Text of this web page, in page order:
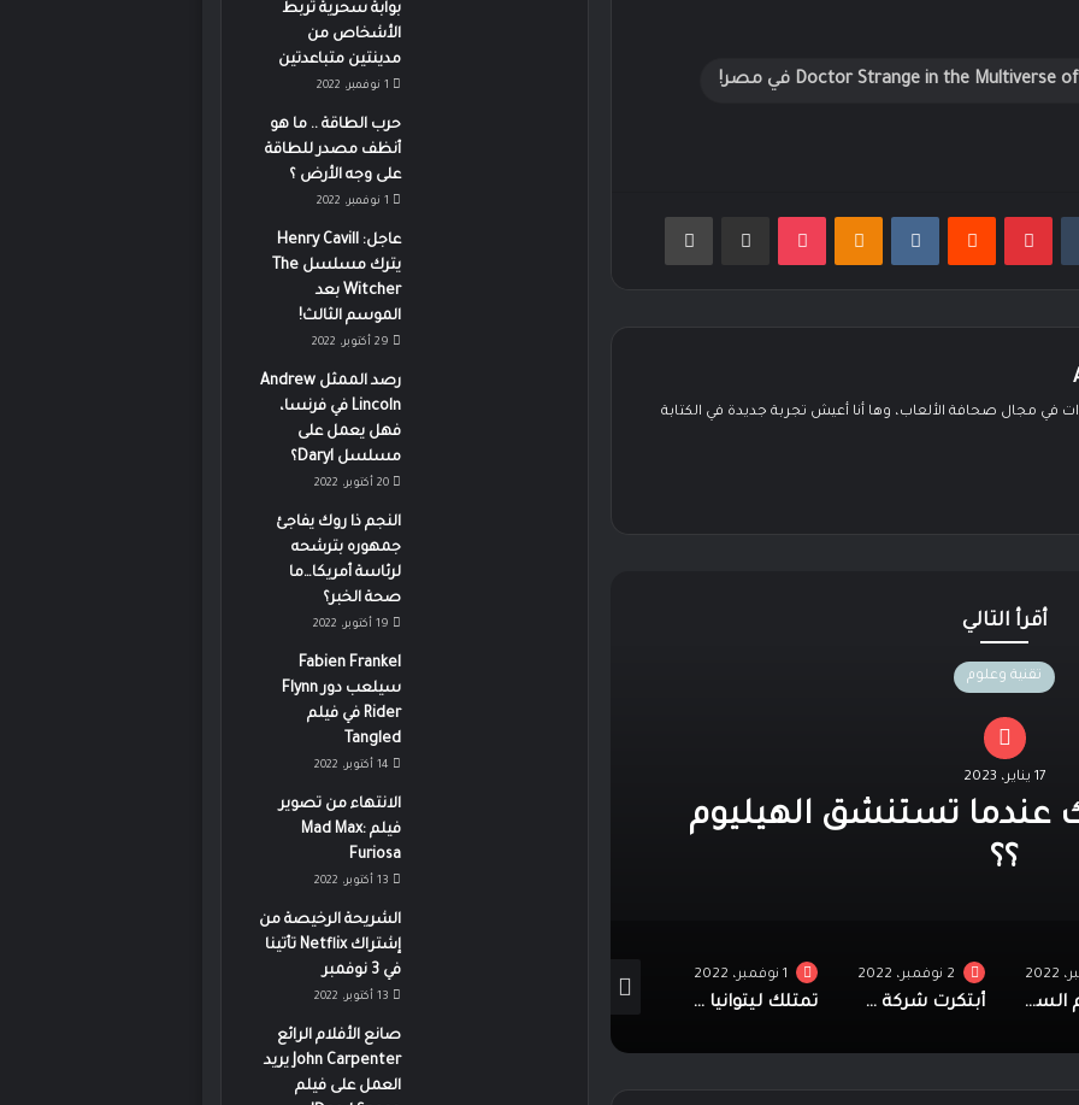
بينتيريست Odnoklassniki
‫Pocket مشاركة عبر البريد طباعة
عن 6 سنوات في مجال صحافة الألعاب، وها أنا أعيش تجربة جديدة في الكتابة
أقرأ التالي
تقنية وعلوم
17 يناير، 2023
عندما تستنشق الهيليوم
؟؟
لماذا تقوم السعودية ببناء
بعرض 500 متر وطول 170كيلو متر ؟؟
لماذا تقوم السعودية ببناء مدينة خطية بعرض 500 متر وطول 170كيلو متر ؟؟
2 نوفمبر، 2022
أبتكرت شركة سماعات رأس يمكن أن تجعلك تشعر بالموسيقى
1 نوفمبر، 2022
تمتلك ليتوانيا وبولندا بوابة سحرية تربط الأشخاص من مدينتين متباعدتين عاجل: Henry Cavill يترك مسلسل The Witcher بعد الموسم الثالث!
بوابة سحرية تربط
الأشخاص من
مدينتين متباعدتين
1 نوفمبر، 2022
حرب الطاقة .. ما هو
أنظف مصدر للطاقة
على وجه الأرض ؟
1 نوفمبر، 2022
عاجل: Henry Cavill
يترك مسلسل The
Witcher بعد
الموسم الثالث!
29 أكتوبر، 2022
رصد الممثل Andrew
Lincoln في فرنسا،
فهل يعمل على
مسلسل Daryl؟
20 أكتوبر، 2022
النجم ذا روك يفاجئ
جمهوره بترشحه
لرئاسة أمريكا…ما
صحة الخبر؟
19 أكتوبر، 2022
Fabien Frankel
سيلعب دور Flynn
Rider في فيلم
Tangled
14 أكتوبر، 2022
الانتهاء من تصوير
فيلم Mad Max:
Furiosa
13 أكتوبر، 2022
الشريحة الرخيصة من
إشتراك Netflix تأتينا
في 3 نوفمبر
13 أكتوبر، 2022
صانع الأفلام الرائع
John Carpenter يريد
العمل على فيلم